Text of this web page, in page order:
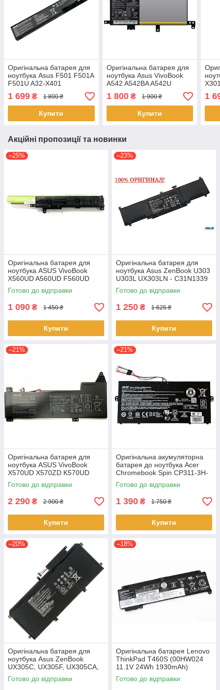
Оригінальна батарея для
ноутбука Asus F501 F501A
F501U A32-X401
1 699 ₴ 1 800 ₴
Купити
Оригінальна батарея для
ноутбука Asus VivoBook
A542 A542BA A542U
A542UA A542UQ A542UR
C21N1634
1 800₴ 1 900 ₴
Купити
1
Акційні пропозиції та новинки
–25%
Оригінальна батарея для
ноутбука ASUS VivoBook
X560UD A560UD F560UD
K560UD R562UD - A31N1730
Готово до відправки
1 090 ₴ 1 450 ₴
Купити
–23%
Оригінальна батарея для
ноутбука Asus ZenBook U303
U303L UX303LN - C31N1339
(+11.31 V 50Wh) АКБ
Готово до відправки
1 250 ₴ 1 625 ₴
Купити
–21%
Оригінальна батарея для
ноутбука ASUS VivoBook
X570UD X570ZD K570UD
K570ZD R570UD R570ZD
F570UD - B31N1723
Готово до відправки
2 290 ₴ 2 900 ₴
Купити
–21%
Оригінальна акумуляторна
батарея до ноутбука Acer
Chromebook Spin CP311-3H-
K2RJ CP311-2H-C679 CP513-
1HL CP513-1H - AP16L8J
Готово до відправки
1 390 ₴ 1 750 ₴
Купити
–20%
Оригінальна батарея для
ноутбука Asus ZenBook
UX305C, UX305F, UX305CA,
UX305FA - C31N1411 (+11.4 V
45Wh) АКБ
Готово до відправки
–18%
Оригінальна батарея Lenovo
ThinkPad T460S (00HW024
11.1V 24Wh 1930mAh)
Акумулятор, АКБ для
ноутбука
Готово до відправки